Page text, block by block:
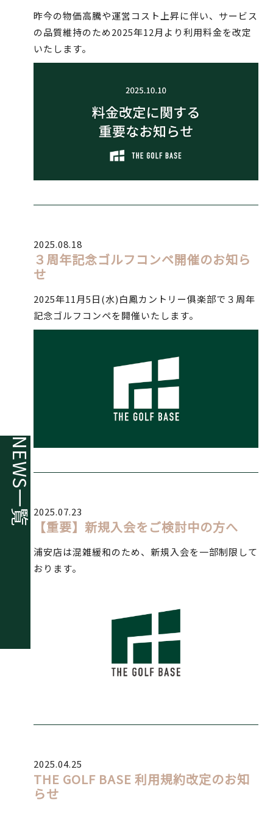
NEWS
一覧
昨今の物価高騰や運営コスト上昇に伴い、サービス
の品質維持のため2025年12月より利用料金を改定
いたします。
2025.08.18
３周年記念ゴルフコンペ開催のお知ら
せ
2025年11月5日(水)白鳳カントリー俱楽部で３周年
記念ゴルフコンペを開催いたします。
2025.07.23
【重要】新規入会をご検討中の方へ
浦安店は混雑緩和のため、新規入会を一部制限して
おります。
2025.04.25
THE GOLF BASE 利用規約改定のお知
らせ